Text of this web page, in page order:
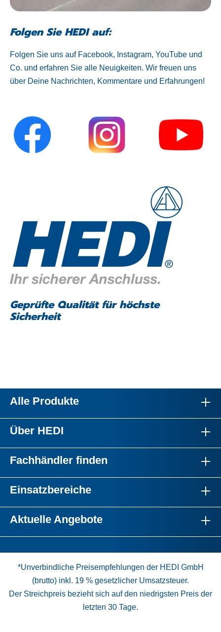
Folgen Sie HEDI auf:
Folgen Sie uns auf Facebook, Instagram, YouTube und
Co. und erfahren Sie alle Neuigkeiten. Wir freuen uns
über Deine Nachrichten, Kommentare und Erfahrungen!
Geprüfte Qualität für höchste
Sicherheit
Alle Produkte
Über HEDI
Fachhändler finden
Einsatzbereiche
Aktuelle Angebote
*Unverbindliche Preisempfehlungen der HEDI GmbH
(brutto) inkl. 19 % gesetzlicher Umsatzsteuer.
Der Streichpreis bezieht sich auf den niedrigsten Preis der
letzten 30 Tage.